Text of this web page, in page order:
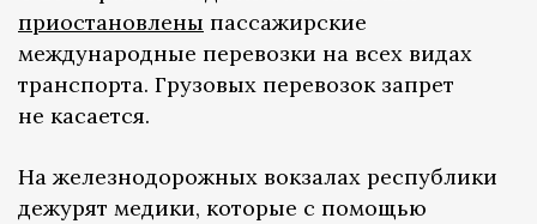
приостановлены пассажирские
международные перевозки на всех видах
транспорта. Грузовых перевозок запрет
не касается.
На железнодорожных вокзалах республики
дежурят медики, которые с помощью